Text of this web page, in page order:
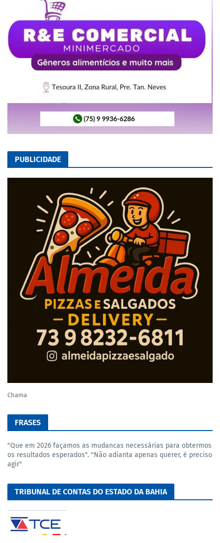
PUBLICIDADE
Chama
FRASES
"Que em 2026 façamos as mudancas necessárias para obtermos
os resultados esperados". "Não adianta apenas querer, é preciso
agir"
TRIBUNAL DE CONTAS DO ESTADO DA BAHIA